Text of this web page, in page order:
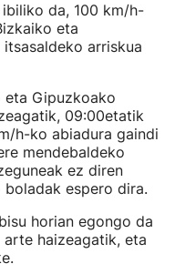
da, 100 km/h-
eta
arriskua
eta Gipuzkoako
09:00etatik
h-ko abiadura gaindi
mendebaldeko
ez diren
espero dira.
horian egongo da
haizeagatik, eta